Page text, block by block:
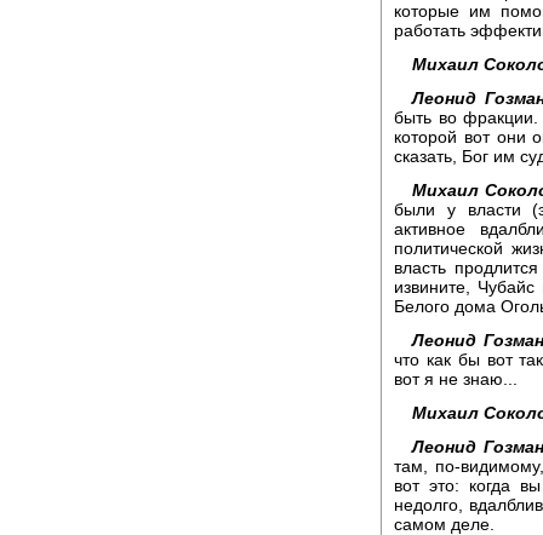
которые им
работать
Михаил
Леонид
быть во фракции.
которой вот они
сказать, Бог им
Михаил
были у власти
активное
политической
власть
извините,
Белого дома
Леонид
что как бы вот
вот я не знаю...
Михаил
Леонид
там, по-
вот это: когда
недолго,
самом деле.